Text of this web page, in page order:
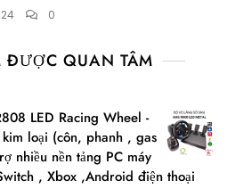
0
ĐƯỢC QUAN TÂM
LED Racing Wheel -
loại (côn, phanh , gas
nhiều nền tảng PC máy
, Xbox ,Android điện thoại